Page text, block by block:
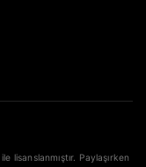
ile lisanslanmıştır. Paylaşırken